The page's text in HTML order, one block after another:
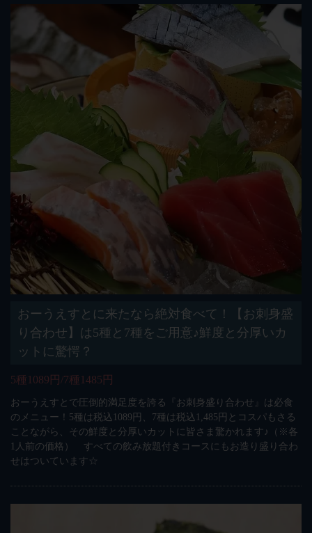
おーうえすとに来たなら絶対食べて！【お刺身盛
り合わせ】は5種と7種をご用意♪鮮度と分厚いカ
ットに驚愕？
5種1089円/7種1485円
おーうえすとで圧倒的満足度を誇る『お刺身盛り合わせ』は必食
のメニュー！5種は税込1089円、7種は税込1,485円とコスパもさる
ことながら、その鮮度と分厚いカットに皆さま驚かれます♪（※各
1人前の価格） すべての飲み放題付きコースにもお造り盛り合わ
せはついています☆